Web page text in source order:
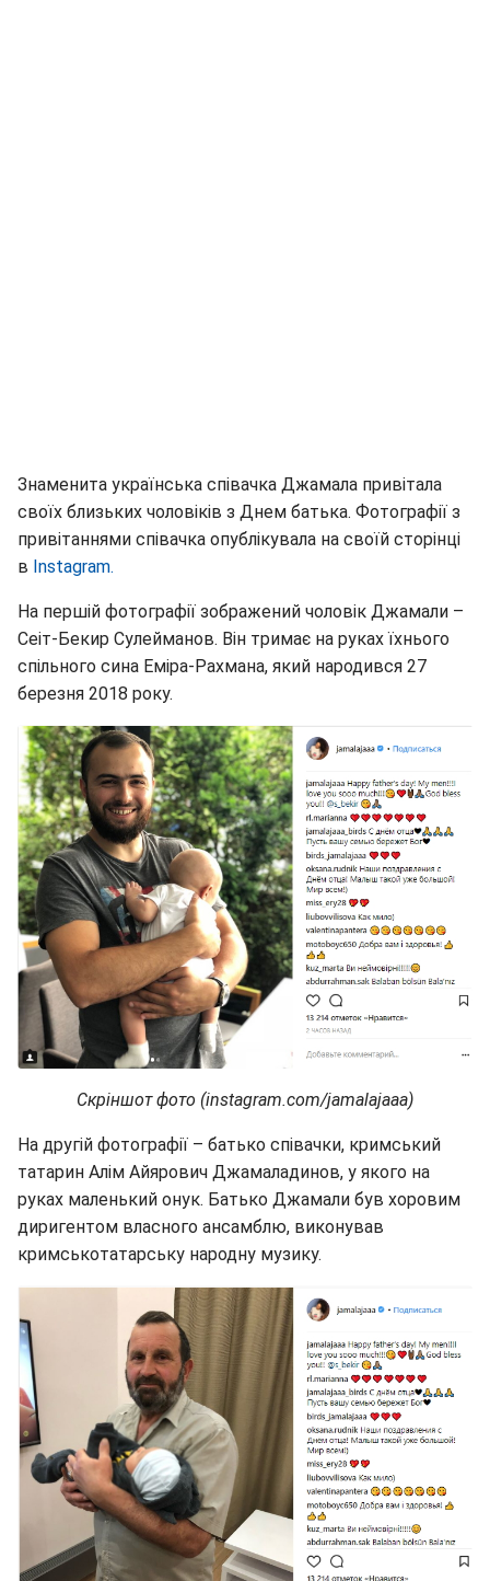
Знаменита українська співачка Джамала привітала
своїх близьких чоловіків з Днем батька. Фотографії з
привітаннями співачка опублікувала на своїй сторінці
в Instagram.
На першій фотографії зображений чоловік Джамали –
Сеіт-Бекир Сулейманов. Він тримає на руках їхнього
спільного сина Еміра-Рахмана, який народився 27
березня 2018 року.
Скріншот фото (instagram.com/jamalajaaa)
На другій фотографії – батько співачки, кримський
татарин Алім Айярович Джамаладинов, у якого на
руках маленький онук. Батько Джамали був хоровим
диригентом власного ансамблю, виконував
кримськотатарську народну музику.